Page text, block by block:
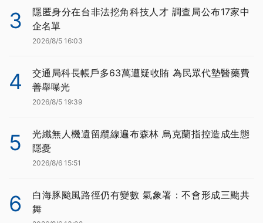
3
隱匿身分在台非法挖角科技人才 調查局公布17家中
企名單
2026/8/5 16:03
4
交通局科長帳戶多63萬遭疑收賄 為民眾代墊醫藥費
善舉曝光
2026/8/5 19:39
5
光纖無人機遺留纜線遍布森林 烏克蘭指控造成生態
隱憂
2026/8/6 15:51
6
白海豚颱風路徑仍有變數 氣象署：不會形成三颱共
舞